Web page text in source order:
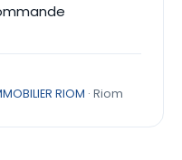
RIOM · Riom